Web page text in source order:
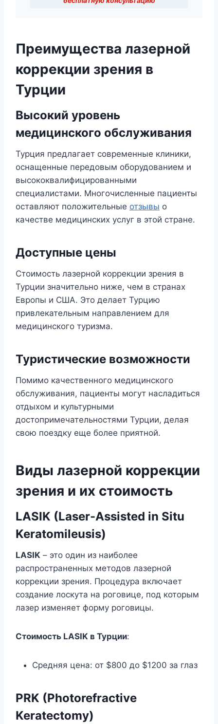
Преимущества лазерной
коррекции зрения в
Турции
Высокий уровень
медицинского обслуживания
Турция предлагает современные клиники,
оснащенные передовым оборудованием и
высококвалифицированными
специалистами. Многочисленные пациенты
оставляют положительные отзывы о
качестве медицинских услуг в этой стране.
Доступные цены
Стоимость лазерной коррекции зрения в
Турции значительно ниже, чем в странах
Европы и США. Это делает Турцию
привлекательным направлением для
медицинского туризма.
Туристические возможности
Помимо качественного медицинского
обслуживания, пациенты могут насладиться
отдыхом и культурными
достопримечательностями Турции, делая
свою поездку еще более приятной.
Виды лазерной коррекции
зрения и их стоимость
LASIK (Laser-Assisted in Situ
Keratomileusis)
LASIK – это один из наиболее
распространенных методов лазерной
коррекции зрения. Процедура включает
создание лоскута на роговице, под которым
лазер изменяет форму роговицы.
Стоимость LASIK в Турции:
Средняя цена: от $800 до $1200 за глаз
PRK (Photorefractive
Keratectomy)